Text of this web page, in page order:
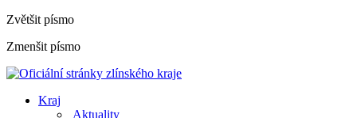
Zvětšit písmo
Zmenšit písmo
Kraj
Aktuality